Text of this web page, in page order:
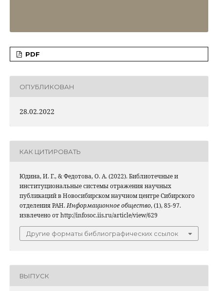
PDF
ОПУБЛИКОВАН
28.02.2022
КАК ЦИТИРОВАТЬ
Юдина, И. Г., & Федотова, О. А. (2022). Библиотечные и
институциональные системы отражения научных
публикаций в Новосибирском научном центре Сибирского
отделения РАН.Информационное общество, (1), 85-97.
извлечено от http://infosoc.iis.ru/article/view/629
Другие форматы библиографических ссылок
ВЫПУСК